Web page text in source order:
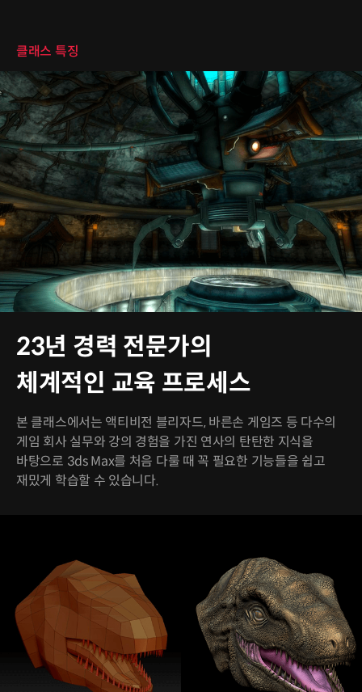
클래스 특징
23년 경력 전문가의
체계적인 교육 프로세스
본 클래스에서는 액티비전 블리자드, 바른손 게임즈 등 다수의
게임 회사 실무와 강의 경험을 가진 연사의 탄탄한 지식을
바탕으로 3ds Max를 처음 다룰 때 꼭 필요한 기능들을 쉽고
재밌게 학습할 수 있습니다.